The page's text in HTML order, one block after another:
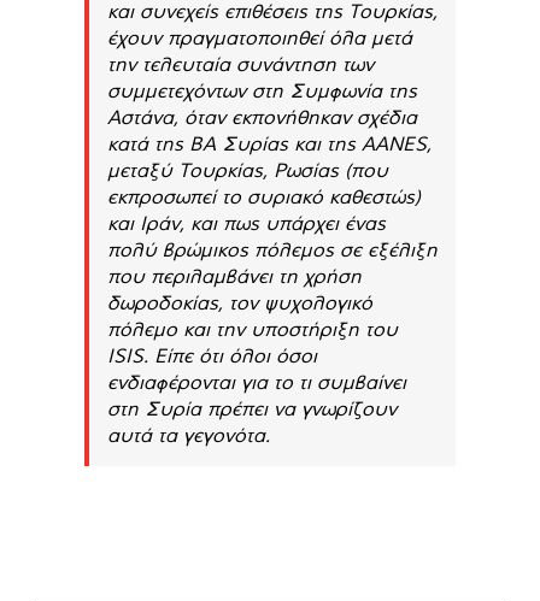
και συνεχείς επιθέσεις της Τουρκίας,
έχουν πραγματοποιηθεί όλα μετά
την τελευταία συνάντηση των
συμμετεχόντων στη Συμφωνία της
Αστάνα, όταν εκπονήθηκαν σχέδια
κατά της ΒΑ Συρίας και της AANES,
μεταξύ Τουρκίας, Ρωσίας (που
εκπροσωπεί το συριακό καθεστώς)
και Ιράν, και πως υπάρχει ένας
πολύ βρώμικος πόλεμος σε εξέλιξη
που περιλαμβάνει τη χρήση
δωροδοκίας, τον ψυχολογικό
πόλεμο και την υποστήριξη του
ISIS. Είπε ότι όλοι όσοι
ενδιαφέρονται για το τι συμβαίνει
στη Συρία πρέπει να γνωρίζουν
αυτά τα γεγονότα.